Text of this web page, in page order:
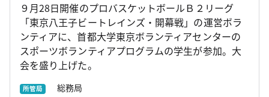
９月28日開催のプロバスケットボールＢ２リーグ
「東京八王子ビートレインズ・開幕戦」の運営ボラ
ンティアに、首都大学東京ボランティアセンターの
スポーツボランティアプログラムの学生が参加。大
会を盛り上げた。
所管局 総務局